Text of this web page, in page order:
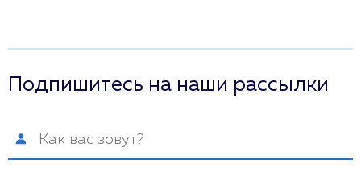
Подпишитесь на наши рассылки